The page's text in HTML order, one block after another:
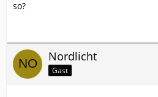
so?
Nordlicht
Gast